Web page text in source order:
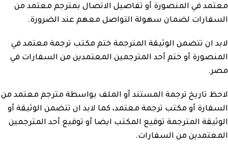
معتمد في المنصورة أو تفاصيل الاتصال بمترجم معتمد من
السفارات لضمان سهولة التواصل معهم عند الضرورة.
لابد ان تتضمن الوثيقة المترجمة ختم مكتب ترجمة معتمد في
المنصورة أو ختم أحد المترجمين المعتمدين من السفارات في
مصر.
لاحظ تاريخ ترجمة المستند أو الملف بواسطة مترجم معتمد من
السفارة أو مكتب ترجمة معتمد، كما لابد ان تتضمن الوثيقة أو
الوثيقة المترجمة توقيع المكتب ايضا أو توقيع أحد المترجمين
المعتمدين من السفارات.